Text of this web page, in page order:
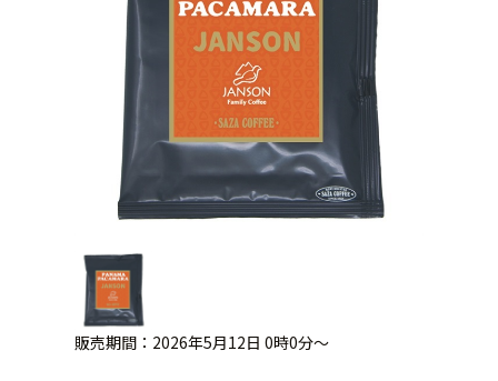
販売期間：2026年5月12日 0時0分～